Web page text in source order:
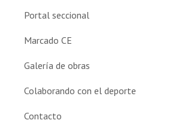
Portal seccional
Marcado CE
Galería de obras
Colaborando con el deporte
Contacto